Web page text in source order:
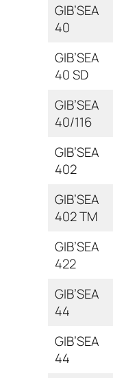
GIB’SEA
40
GIB’SEA
40 SD
GIB’SEA
40/116
GIB’SEA
402
GIB’SEA
402 TM
GIB’SEA
422
GIB’SEA
44
GIB’SEA
44